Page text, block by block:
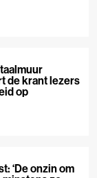
de krant lezers
op
‘De onzin om